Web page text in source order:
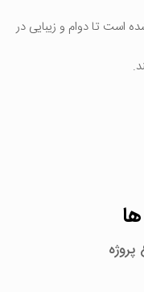
است تا دوام و زیبایی در